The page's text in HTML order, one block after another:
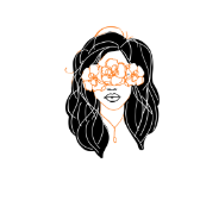
contenu